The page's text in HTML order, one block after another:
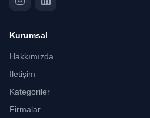
Kurumsal
Hakkımızda
İletişim
Kategoriler
Firmalar